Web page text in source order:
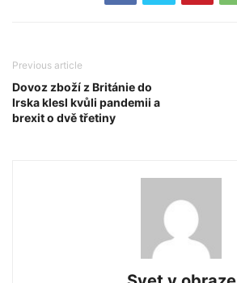
Previous article
Dovoz zboží z Británie do
Irska klesl kvůli pandemii a
brexit o dvě třetiny